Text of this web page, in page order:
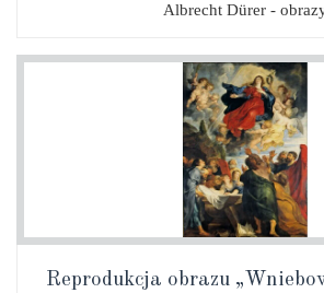
Albrecht Dürer -
Reprodukcja obrazu